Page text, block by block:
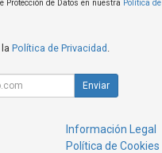
Protección de Datos en nuestra Política de
Política de Privacidad
Enviar
Información Legal
Política de Cookies